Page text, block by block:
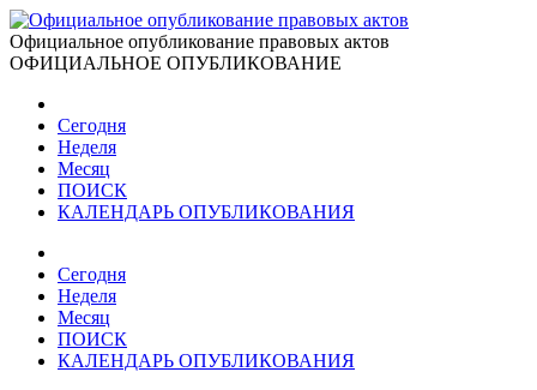
Официальное опубликование правовых актов
ОФИЦИАЛЬНОЕ ОПУБЛИКОВАНИЕ
Сегодня
Неделя
Месяц
ПОИСК
КАЛЕНДАРЬ ОПУБЛИКОВАНИЯ
Сегодня
Неделя
Месяц
ПОИСК
КАЛЕНДАРЬ ОПУБЛИКОВАНИЯ